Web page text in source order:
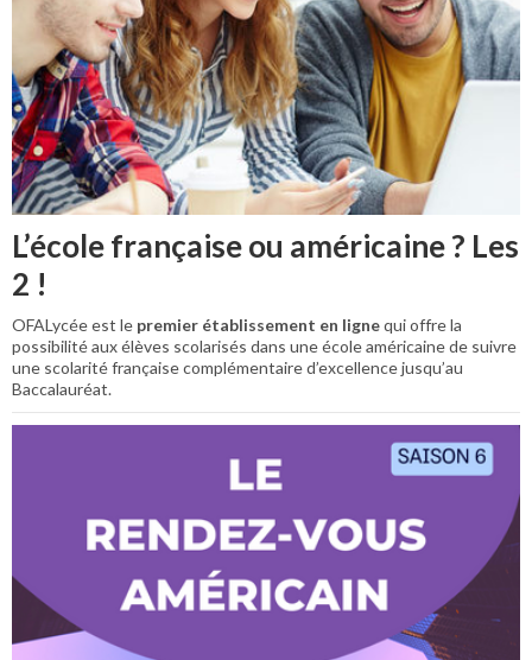
L’école française ou américaine ? Les
2 !
OFALycée est le premier établissement en lignequi offre la
possibilité aux élèves scolarisés dans une école américaine de suivre
une scolarité française complémentaire d’excellence jusqu’au
Baccalauréat.